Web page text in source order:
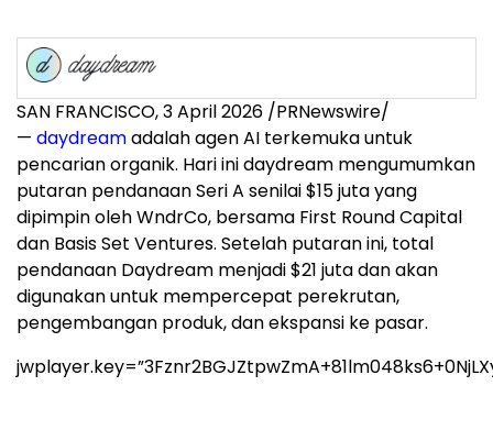
SAN FRANCISCO,3 April 2026 /PRNewswire/
— daydreamadalah agen AI terkemuka untuk
pencarian organik. Hari ini daydream mengumumkan
putaran pendanaan Seri A senilai $15 juta yang
dipimpin oleh WndrCo, bersama First Round Capital
dan Basis Set Ventures. Setelah putaran ini, total
pendanaan Daydream menjadi $21 juta dan akan
digunakan untuk mempercepat perekrutan,
pengembangan produk, dan ekspansi ke pasar.